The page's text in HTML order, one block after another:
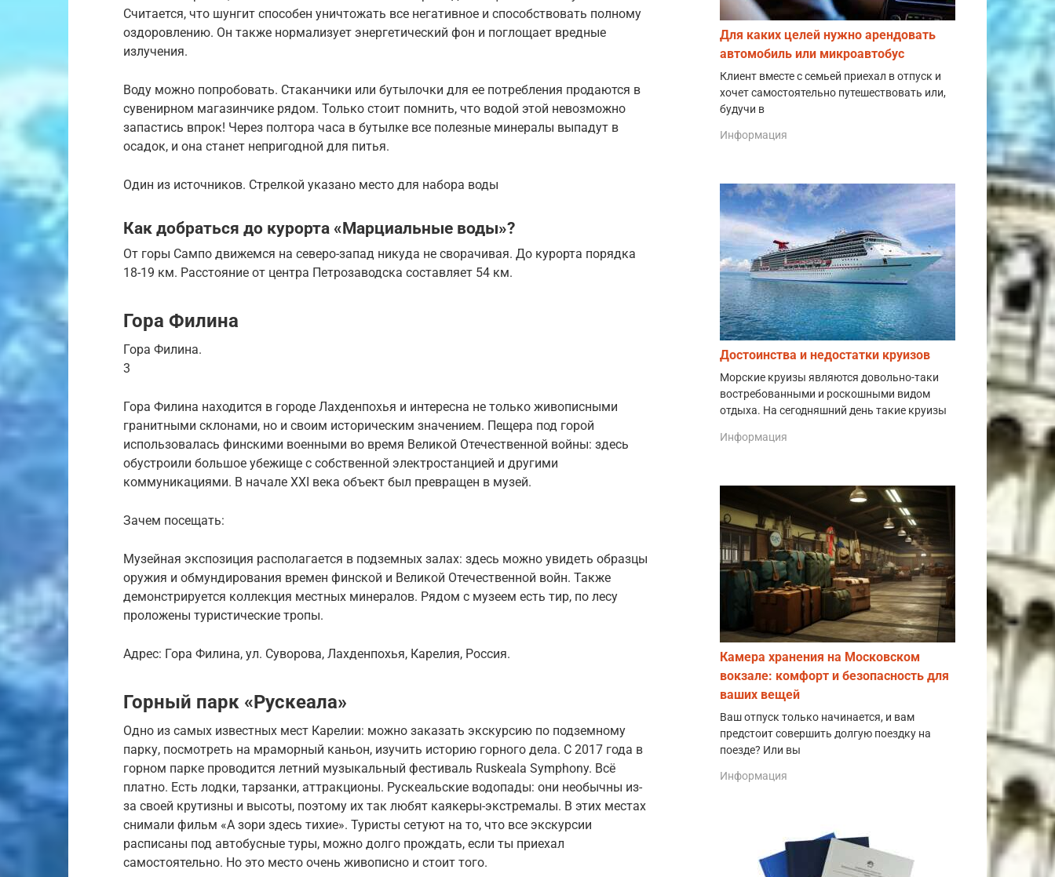
Считается, что шунгит способен уничтожать все негативное и способствовать полному
оздоровлению. Он также нормализует энергетический фон и поглощает вредные
излучения.
Воду можно попробовать. Стаканчики или бутылочки для ее потребления продаются в
сувенирном магазинчике рядом. Только стоит помнить, что водой этой невозможно
запастись впрок! Через полтора часа в бутылке все полезные минералы выпадут в
осадок, и она станет непригодной для питья.
Один из источников. Стрелкой указано место для набора воды
Как добраться до курорта «Марциальные воды»?
От горы Сампо движемся на северо-запад никуда не сворачивая. До курорта порядка
18-19 км. Расстояние от центра Петрозаводска составляет 54 км.
Гора Филина
Гора Филина.
3
Гора Филина находится в городе Лахденпохья и интересна не только живописными
гранитными склонами, но и своим историческим значением. Пещера под горой
использовалась финскими военными во время Великой Отечественной войны: здесь
обустроили большое убежище с собственной электростанцией и другими
коммуникациями. В начале XXI века объект был превращен в музей.
Зачем посещать:
Музейная экспозиция располагается в подземных залах: здесь можно увидеть образцы
оружия и обмундирования времен финской и Великой Отечественной войн. Также
демонстрируется коллекция местных минералов. Рядом с музеем есть тир, по лесу
проложены туристические тропы.
Адрес: Гора Филина, ул. Суворова, Лахденпохья, Карелия, Россия.
Горный парк «Рускеала»
Одно из самых известных мест Карелии: можно заказать экскурсию по подземному
парку, посмотреть на мраморный каньон, изучить историю горного дела. С 2017 года в
горном парке проводится летний музыкальный фестиваль Ruskeala Symphony. Всё
платно. Есть лодки, тарзанки, аттракционы. Рускеальские водопады: они необычны из-
за своей крутизны и высоты, поэтому их так любят каякеры-экстремалы. В этих местах
снимали фильм «А зори здесь тихие». Туристы сетуют на то, что все экскурсии
расписаны под автобусные туры, можно долго прождать, если ты приехал
самостоятельно. Но это место очень живописно и стоит того.
Для каких целей нужно арендовать
автомобиль или микроавтобус
Клиент вместе с семьей приехал в отпуск и
хочет самостоятельно путешествовать или,
будучи в
Информация
Достоинства и недостатки круизов
Морские круизы являются довольно-таки
востребованными и роскошными видом
отдыха. На сегодняшний день такие круизы
Информация
Камера хранения на Московском
вокзале: комфорт и безопасность для
ваших вещей
Ваш отпуск только начинается, и вам
предстоит совершить долгую поездку на
поезде? Или вы
Информация